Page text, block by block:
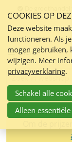
links
over
Spring
naar
de
inhoud
Spring
naar
navigatie
Contact:
Menu
Zoeken:
COOKIES OP
Deze website
functioneren. Als
mogen gebruiken,
wijzigen. Meer
privacyverklaring.
Schakel alle
Alleen